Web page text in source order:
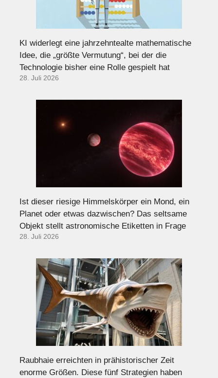
KI widerlegt eine jahrzehntealte mathematische
Idee, die „größte Vermutung“, bei der die
Technologie bisher eine Rolle gespielt hat
28. Juli 2026
Ist dieser riesige Himmelskörper ein Mond, ein
Planet oder etwas dazwischen? Das seltsame
Objekt stellt astronomische Etiketten in Frage
28. Juli 2026
Raubhaie erreichten in prähistorischer Zeit
enorme Größen. Diese fünf Strategien haben